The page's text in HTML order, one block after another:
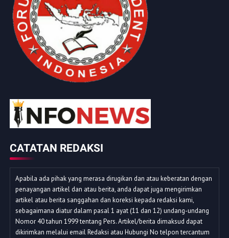
CATATAN REDAKSI
Apabila ada pihak yang merasa dirugikan dan atau keberatan dengan
penayangan artikel dan atau berita, anda dapat juga mengirimkan
artikel atau berita sanggahan dan koreksi kepada redaksi kami,
sebagaimana diatur dalam pasal 1 ayat (11 dan 12) undang-undang
Nomor 40 tahun 1999 tentang Pers. Artikel/berita dimaksud dapat
dikirimkan melalui email Redaksi atau Hubungi No telpon tercantum